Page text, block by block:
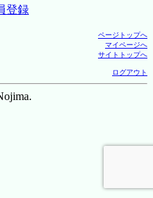
登録
ページトップへ
マイページへ
サイトトップへ
ログアウト